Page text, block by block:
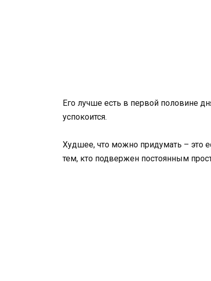
Его лучше есть в первой половине
успокоится.
Худшее, что можно придумать – это
тем, кто подвержен постоянным